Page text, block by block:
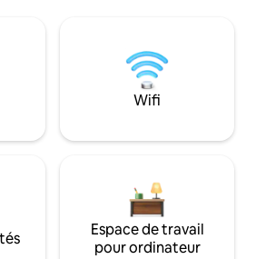
Wifi
Espace de travail
pour ordinateur